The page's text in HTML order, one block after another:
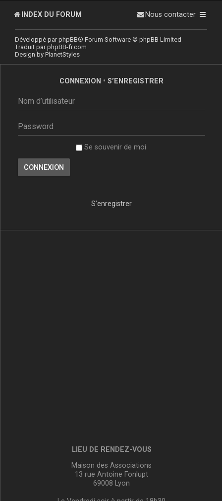
INDEX DU FORUM Nous contacter
Développé parphpBB® Forum Software © phpBB Limited
Traduit parphpBB-fr.com
Design by PlanetStyles
CONNEXION • S’ENREGISTRER
Se souvenir de moi
S’enregistrer
LIEU DE RENDEZ-VOUS
Maison des Associations
13 rue Antoine Fonlupt
69008 Lyon